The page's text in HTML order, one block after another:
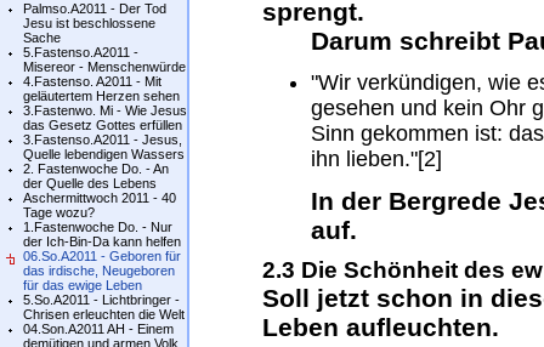
Palmso.A2011 - Der Tod
Jesu ist beschlossene
Sache
5.Fastenso.A2011 -
Misereor - Menschenwürde
4.Fastenso. A2011 - Mit
geläutertem Herzen sehen
3.Fastenwo. Mi - Wie Jesus
das Gesetz Gottes erfüllen
3.Fastenso.A2011 - Jesus,
Quelle lebendigen Wassers
2. Fastenwoche Do. - An
der Quelle des Lebens
Aschermittwoch 2011 - 40
Tage wozu?
1.Fastenwoche Do. - Nur
der Ich-Bin-Da kann helfen
06.So.A2011 - Geboren für
das irdische, Neugeboren
für das ewige Leben
5.So.A2011 - Lichtbringer -
Chrisen erleuchten die Welt
04.Son.A2011 AH - Einem
demütigen und armen Volk
sprengt.
Darum schreibt
"Wir verkündigen, wie
gesehen und kein Ohr
Sinn gekommen ist:
ihn lieben."[2]
In der Bergrede
auf.
2.3 Die Schönheit des
Soll jetzt schon in
Leben aufleuchten.